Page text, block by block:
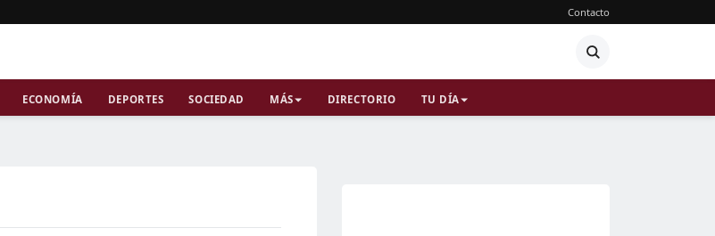
Contacto
ECONOMÍA DEPORTES SOCIEDAD MÁS DIRECTORIO TU DÍA